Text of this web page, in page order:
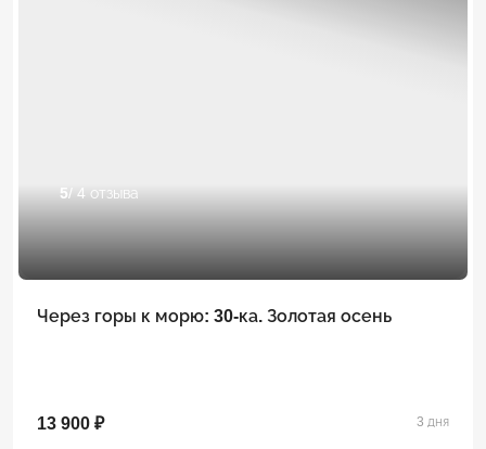
5/ 4 отзыва
Через горы к морю: 30-ка. Золотая осень
13 900 ₽ 3 дня